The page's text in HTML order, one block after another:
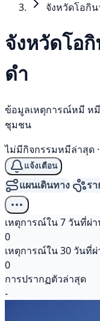
จังหวัดโอกิน
จังหวัดโอ
ดำ
ข้อมูลเหตุการณ์หมี หมี
ชุมชน
ไม่มีกิจกรรมหมีล่าสุด ·
แจ้งเตือน
แผนเดินทาง ร
เหตุการณ์ใน 7 วันที่ผ่
0
เหตุการณ์ใน 30 วันที่
0
การปรากฏตัวล่าสุด
-